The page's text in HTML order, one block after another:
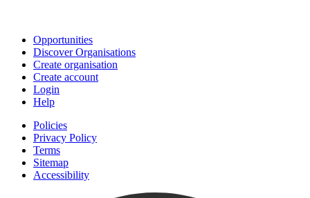
Opportunities
Discover Organisations
Create organisation
Create account
Login
Help
Policies
Privacy Policy
Terms
Sitemap
Accessibility